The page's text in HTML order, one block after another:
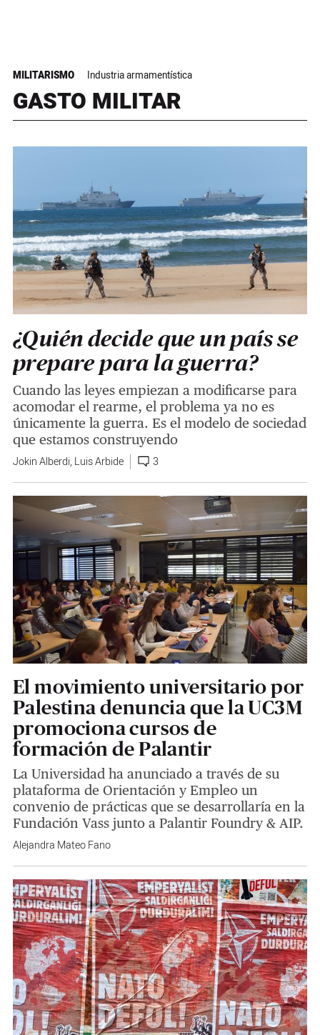
MILITARISMO Industria armamentística
GASTO MILITAR
¿Quién decide que un país se
prepare para la guerra?
Cuando las leyes empiezan a modificarse para
acomodar el rearme, el problema ya no es
únicamente la guerra. Es el modelo de sociedad
que estamos construyendo
Jokin Alberdi, Luis Arbide 3
El movimiento universitario por
Palestina denuncia que la UC3M
promociona cursos de
formación de Palantir
La Universidad ha anunciado a través de su
plataforma de Orientación y Empleo un
convenio de prácticas que se desarrollaría en la
Fundación Vass junto a Palantir Foundry & AIP.
Alejandra Mateo Fano